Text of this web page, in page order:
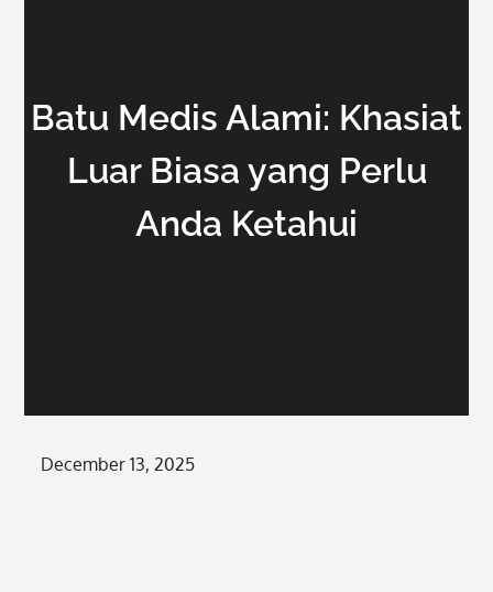
Batu Medis Alami: Khasiat
Luar Biasa yang Perlu
Anda Ketahui
Posted
December 13, 2025